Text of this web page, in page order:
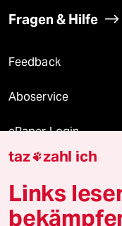
Fragen & Hilfe
Feedback
Aboservice
ePaper Login
Downloads für
taz zahl ich
Links